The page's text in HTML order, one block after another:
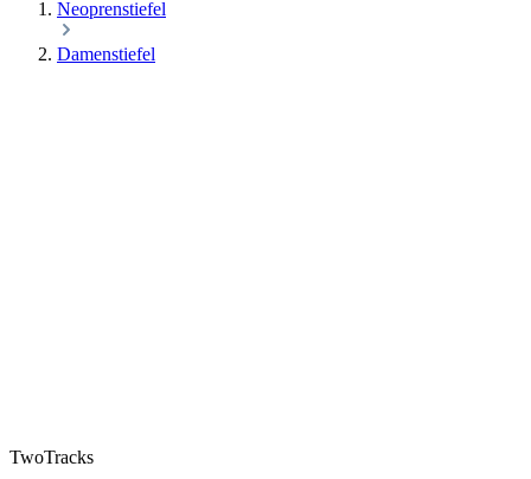
Neoprenstiefel
Damenstiefel
TwoTracks